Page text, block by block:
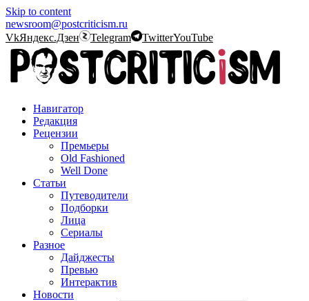
Skip to content
newsroom@postcriticism.ru
VkЯндекс.Дзен Telegram TwitterYouTube
Навигатор
Редакция
Рецензии
Премьеры
Old Fashioned
Well Done
Статьи
Путеводители
Подборки
Лица
Сериалы
Разное
Дайджесты
Превью
Интерактив
Новости